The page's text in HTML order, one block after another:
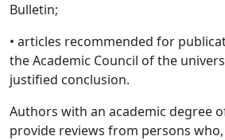
Bulletin;
• articles recommended for
the Academic Council of the
justified conclusion.
Authors with an academic degree
provide reviews from persons